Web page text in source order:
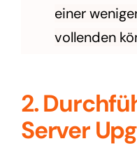
einer
vollenden
2.
Server